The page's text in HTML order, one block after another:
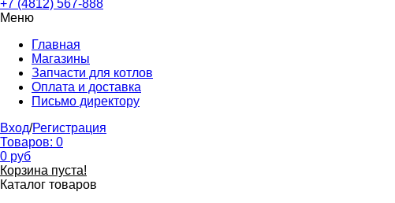
+7 (4812) 567-888
Меню
Главная
Магазины
Запчасти для котлов
Оплата и доставка
Письмо директору
Вход/Регистрация
Товаров: 0
0 руб
Корзина пуста!
Каталог товаров